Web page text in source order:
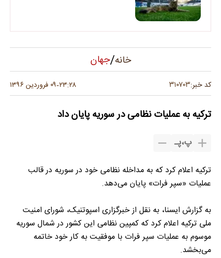
خانه/جهان
کد خبر:۳۱۰۷۰۳ ۲۳:۲۸-۰۹ فروردین ۱۳۹۶
ترکیه به عملیات نظامی در سوریه پایان داد
پ،پـ
ترکیه اعلام کرد که به مداخله نظامی خود در سوریه در قالب
عملیات «سپر فرات» پایان می‌دهد.
به گزارش ایسنا، به نقل از خبرگزاری اسپوتنیک، شورای امنیت
ملی ترکیه اعلام کرد که کمپین نظامی این کشور در شمال سوریه
موسوم به عملیات سپر فرات با موفقیت به کار خود خاتمه
می‌بخشد.